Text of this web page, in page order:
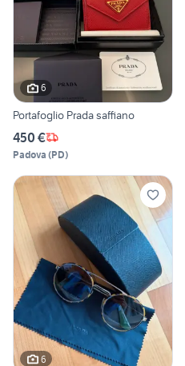
6
Portafoglio Prada saffiano
450 €
Padova (PD)
6